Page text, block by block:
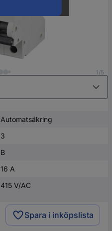
1/5
Automatsäkring
3
B
16 A
415 V/AC
Spara i inköpslista